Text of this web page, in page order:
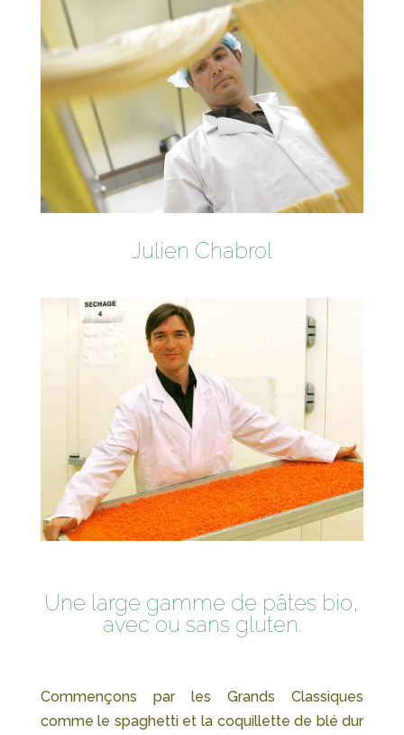
Julien Chabrol
Une large gamme de pâtes bio,
avec ou sans gluten.
Commençons par les Grands Classiques
comme le spaghetti et la coquillette de blé dur